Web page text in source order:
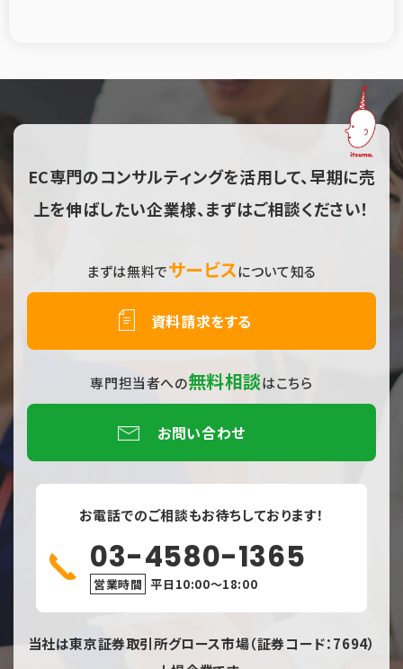
EC専門のコンサルティングを活用して、早期に売
上を伸ばしたい企業様、まずはご相談ください！
まずは無料でサービスについて知る
資料請求をする
専門担当者への無料相談はこちら
お問い合わせ
お電話でのご相談もお待ちしております！
03-4580-1365
営業時間 平日10:00〜18:00
当社は東京証券取引所グロース市場（証券コード：7694）